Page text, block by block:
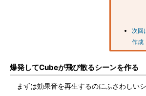
次回
作成
爆発してCubeが飛び散るシーンを作る
まずは効果音を再生するのにふさわしいシ